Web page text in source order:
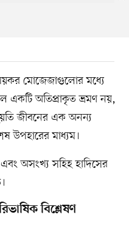
মোজেজাগুলোর মধ্যে
একটি অতিপ্রাকৃত ভ্রমণ নয়,
জীবনের এক অনন্য
উপহারের মাধ্যম।
অসংখ্য সহিহ হাদিসের
বিশ্লেষণ